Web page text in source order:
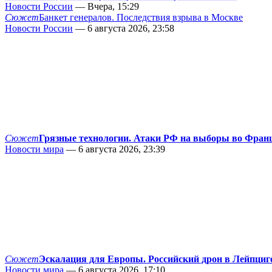
Новости России — Вчера, 15:29
СюжетБанкет генералов. Последствия взрыва в Москве
Новости России — 6 августа 2026, 23:58
СюжетГрязные технологии. Атаки РФ на выборы во
Новости мира — 6 августа 2026, 23:39
СюжетЭскалация для Европы. Российский дрон в